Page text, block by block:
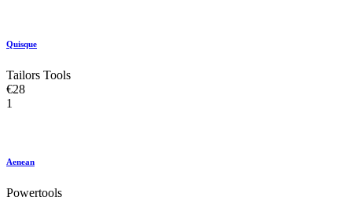
Quisque
Tailors Tools
€28
1
Aenean
Powertools